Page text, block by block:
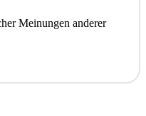
Meinungen anderer